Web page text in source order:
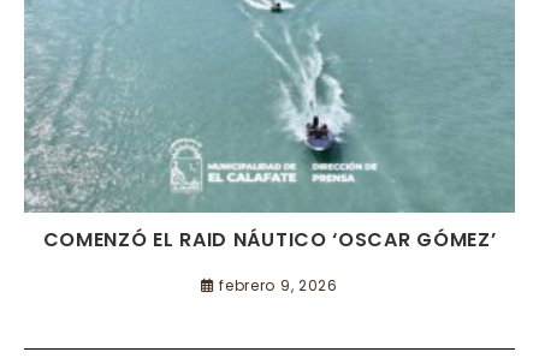
COMENZÓ EL RAID NÁUTICO ‘OSCAR GÓMEZ’
febrero 9, 2026